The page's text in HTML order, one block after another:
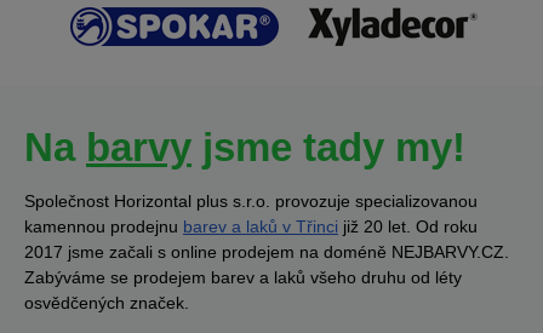
Na barvy jsme tady my!
Společnost Horizontal plus s.r.o. provozuje specializovanou
kamennou prodejnu barev a laků v Třinci již 20 let. Od roku
2017 jsme začali s online prodejem na doméně NEJBARVY.CZ.
Zabýváme se prodejem barev a laků všeho druhu od léty
osvědčených značek.